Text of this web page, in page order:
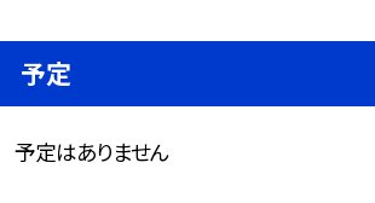
予定
予定はありません